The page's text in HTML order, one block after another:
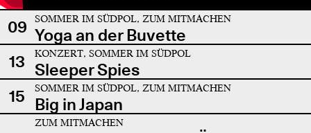
09 SOMMER IM SÜDPOL, ZUM MITMACHEN
Yoga an der Buvette
13
KONZERT, SOMMER IM SÜDPOL
Sleeper Spies
15
SOMMER IM SÜDPOL, ZUM MITMACHEN
Big in Japan
ZUM MITMACHEN